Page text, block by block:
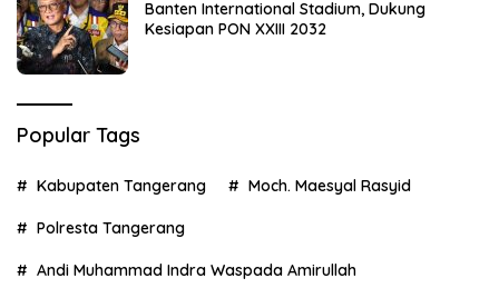
Banten International Stadium, Dukung
Kesiapan PON XXIII 2032
Popular Tags
Kabupaten Tangerang Moch. Maesyal Rasyid
Polresta Tangerang
Andi Muhammad Indra Waspada Amirullah